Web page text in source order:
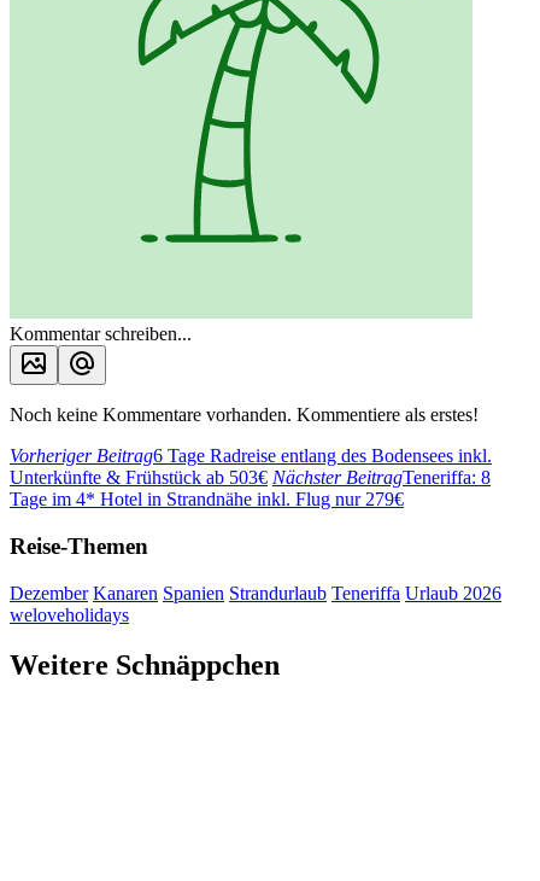
Kommentar schreiben...
Noch keine Kommentare vorhanden. Kommentiere als erstes!
Vorheriger Beitrag6 Tage Radreise entlang des Bodensees inkl.
Unterkünfte & Frühstück ab 503€ Nächster BeitragTeneriffa: 8
Tage im 4* Hotel in Strandnähe inkl. Flug nur 279€
Reise-Themen
Dezember Kanaren Spanien Strandurlaub Teneriffa Urlaub 2026
weloveholidays
Weitere Schnäppchen